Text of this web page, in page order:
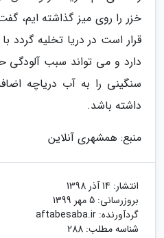
خزر را روی میز گذاشته ایم،
قرار است در دریا تخلیه گردد
دارد و می تواند سبب آلودگی
سنگینی را به آب دریاچه
داشته باشد.
منبع: همشهری آنلاین
انتشار: 14 آذر 1398
بروزرسانی: 5 مهر 1399
گردآورنده: aftabesaba.ir
شناسه مطلب: 288